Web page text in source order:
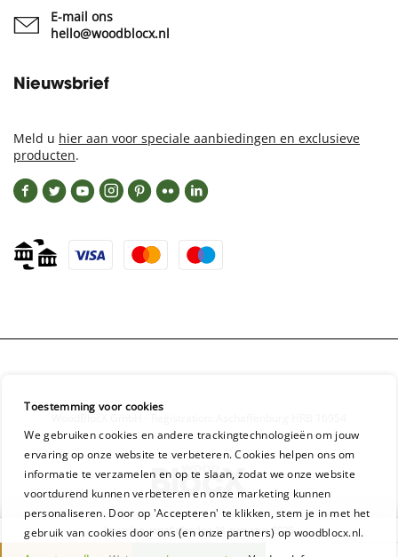
E-mail ons
hello@woodblocx.nl
Nieuwsbrief
Meld u hier aan voor speciale aanbiedingen en exclusieve
producten.
WoodBlocX GmbH - Registration: Aschaffenburg HRB 16954
Levering vanaf dinsdag 18 augustus 2026
Toestemming voor cookies
We gebruiken cookies en andere trackingtechnologieën om jouw
ervaring op onze website te verbeteren. Cookies helpen ons om
informatie te verzamelen en op te slaan, zodat we onze website
voortdurend kunnen verbeteren en onze marketing kunnen
personaliseren. Door op 'Accepteren' te klikken, stem je in met het
gebruik van cookies door ons (en onze partners) op woodblocx.nl.